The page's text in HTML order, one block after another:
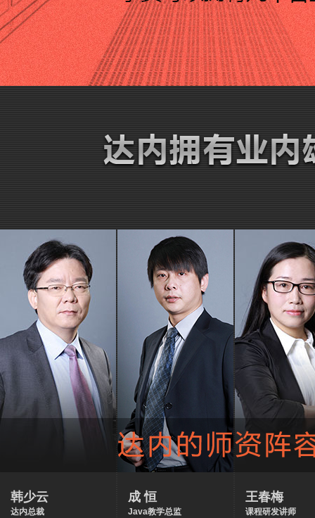
韩少云
达内总裁
成 恒
Java教学总监
王春梅
课程研发讲师